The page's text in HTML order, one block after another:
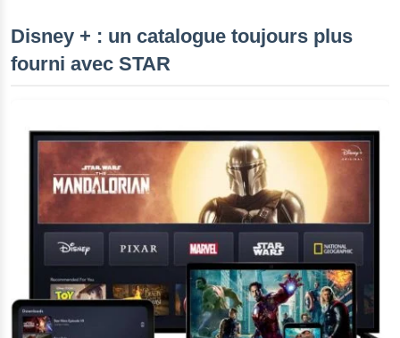
Disney + : un catalogue toujours plus
fourni avec STAR